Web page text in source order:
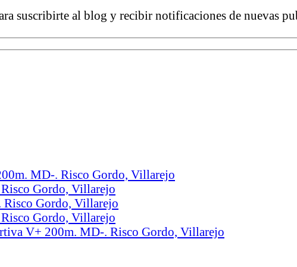
suscribirte al blog y recibir notificaciones de nuevas
MD-. Risco Gordo, Villarejo
Gordo, Villarejo
Gordo, Villarejo
Gordo, Villarejo
V+ 200m. MD-. Risco Gordo, Villarejo